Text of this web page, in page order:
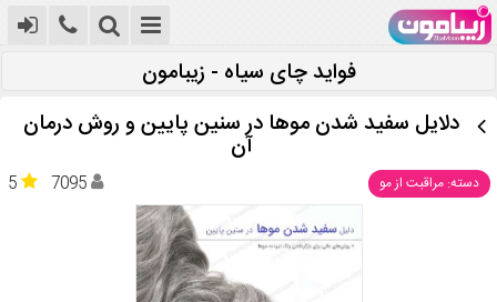
فواید چای سیاه - زیبامون
دلایل سفید شدن موها در سنین پایین و روش درمان
آن
دسته: مراقبت از مو 5 7095